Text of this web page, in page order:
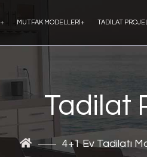
+ MUTFAK MODELLERI+ TADILAT
Tadilat
4+1 Ev Tadilatı